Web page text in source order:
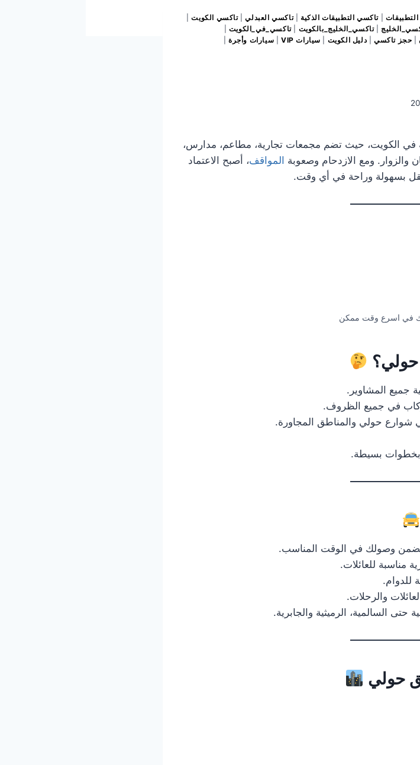
تاكسي التطبيقات الذكية |تاكسي العبدلي|تاكسي الكويت|
|تاكسي_الخليج_بالكويت |تاكسي_في_الكويت
| حجز تاكسي| دليل الكويت سيارات VIP سيارات وأجرة
في الكويت، حيث تضم مجمعات تجارية، مطاعم، مدارس،
والزوار. ومع الازدحام وصعوبة المواقف، أصبح الاعتماد
بسهولة وراحة في أي وقت.
في اسرع وقت ممكن
حولي؟
جميع المشاوير.
في جميع الظروف.
شوارع حولي والمناطق المجاورة.
بخطوات بسيطة.
وصولك في الوقت المناسب.
مناسبة للعائلات.
للدوام.
والرحلات.
السالمية، الرميثية والجابرية.
حولي